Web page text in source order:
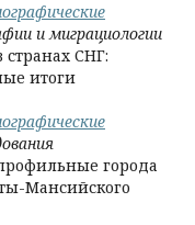
и миграциологии
СНГ:
итоги
города
Мансийского